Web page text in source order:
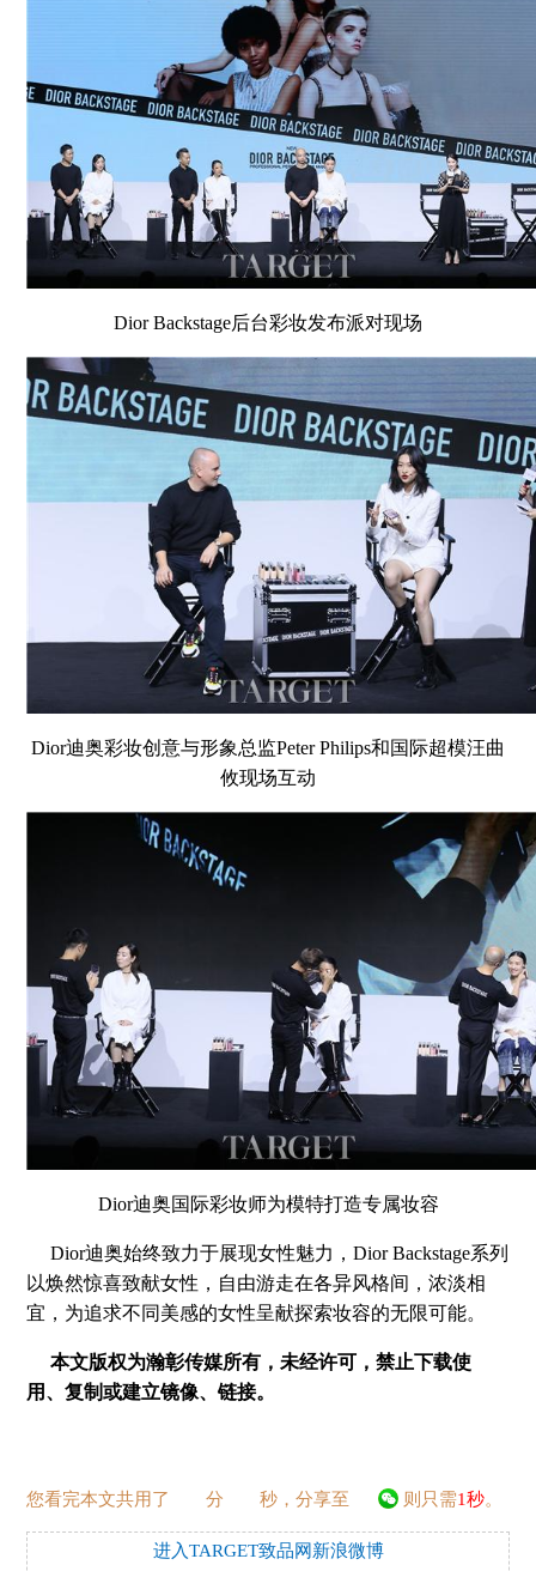
Dior Backstage后台彩妆发布派对现场
Dior迪奥彩妆创意与形象总监Peter Philips和国际超模汪曲
攸现场互动
Dior迪奥国际彩妆师为模特打造专属妆容
Dior迪奥始终致力于展现女性魅力，Dior Backstage系列
以焕然惊喜致献女性，自由游走在各异风格间，浓淡相
宜，为追求不同美感的女性呈献探索妆容的无限可能。
本文版权为瀚彰传媒所有，未经许可，禁止下载使
用、复制或建立镜像、链接。
您看完本文共用了 分 秒，分享至 则只需1秒。
进入TARGET致品网新浪微博